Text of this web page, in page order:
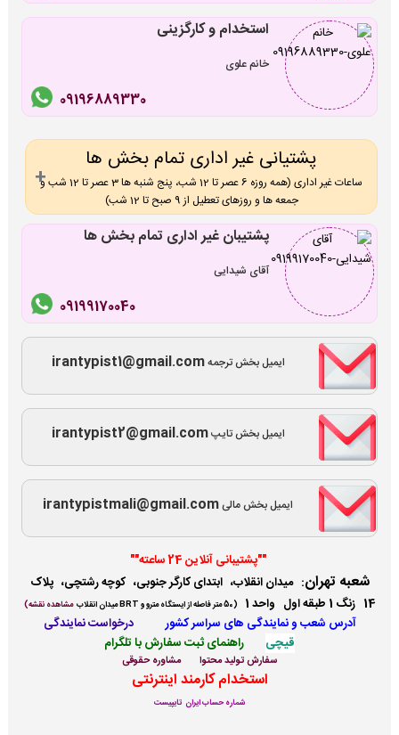
استخدام و کارگزینی
خانم علوی
09196889330
پشتیانی غیر اداری تمام بخش ها
ساعات غیر اداری (همه روزه 6 عصر تا 12 شب، پنج شنبه ها 3 عصر تا 12 شب و
جمعه ها و روزهای تعطیل از 9 صبح تا 12 شب)
پشتیبان غیر اداری تمام بخش ها
آقای شیدایی
09199170040
ایمیل بخش ترجمهirantypist1@gmail.com
ایمیل بخش تایپirantypist2@gmail.com
ایمیل بخش مالیirantypistmali@gmail.com
""پشتیبانی آنلاین 24 ساعته""
شعبه تهران: میدان انقلاب، ابتدای کارگر جنوبی، کوچه رشتچی، پلاک
14 زنگ 1 طبقه اول واحد 1
(50 متر فاصله از ایستگاه مترو و BRT میدان انقلاب مشاهده نقشه)
آدرس شعب و نمایندگی های سراسر کشور
درخواست نمایندگی
قیچی
راهنمای ثبت سفارش با تلگرام
سفارش تولید محتوا مشاوره حقوقی
استخدام کارمند اینترنتی
شماره حساب ایران تایپیست